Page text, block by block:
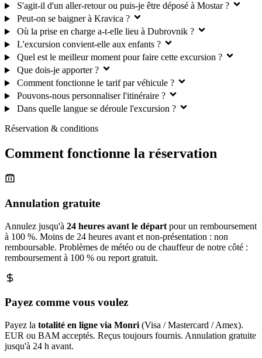
S'agit-il d'un aller-retour ou puis-je être déposé à Mostar ?
Peut-on se baigner à Kravica ?
Où la prise en charge a-t-elle lieu à Dubrovnik ?
L'excursion convient-elle aux enfants ?
Quel est le meilleur moment pour faire cette excursion ?
Que dois-je apporter ?
Comment fonctionne le tarif par véhicule ?
Pouvons-nous personnaliser l'itinéraire ?
Dans quelle langue se déroule l'excursion ?
Réservation & conditions
Comment fonctionne la réservation
Annulation gratuite
Annulez jusqu'à 24 heures avant le départ pour un remboursement
à 100 %. Moins de 24 heures avant et non-présentation : non
remboursable. Problèmes de météo ou de chauffeur de notre côté :
remboursement à 100 % ou report gratuit.
Payez comme vous voulez
Payez la totalité en ligne via Monri (Visa / Mastercard / Amex).
EUR ou BAM acceptés. Reçus toujours fournis. Annulation gratuite
jusqu'à 24 h avant.